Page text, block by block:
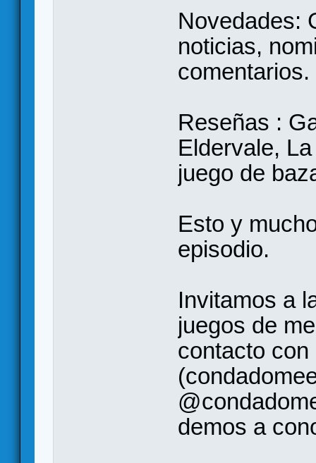
Novedades:
noticias,
comentarios.
Reseñas :
Eldervale,
juego de
Esto y
episodio.
Invitamos a
juegos de
contacto
demos a